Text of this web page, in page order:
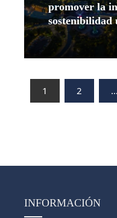
promover la
sostenibilidad
Leer más
Paginación
1 2 …
INFORMACIÓN